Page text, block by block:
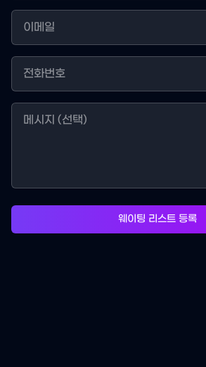
웨이팅 리스트 등록